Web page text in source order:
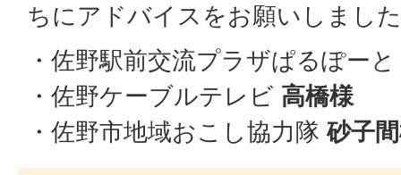
ちにアドバイスをお願いしまし
・佐野駅前交流プラザぱるぽー
・佐野ケーブルテレビ 高橋様
・佐野市地域おこし協力隊砂子間